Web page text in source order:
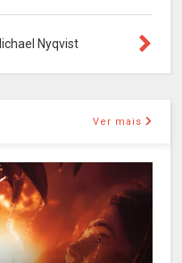
Nyqvist
Ver mais